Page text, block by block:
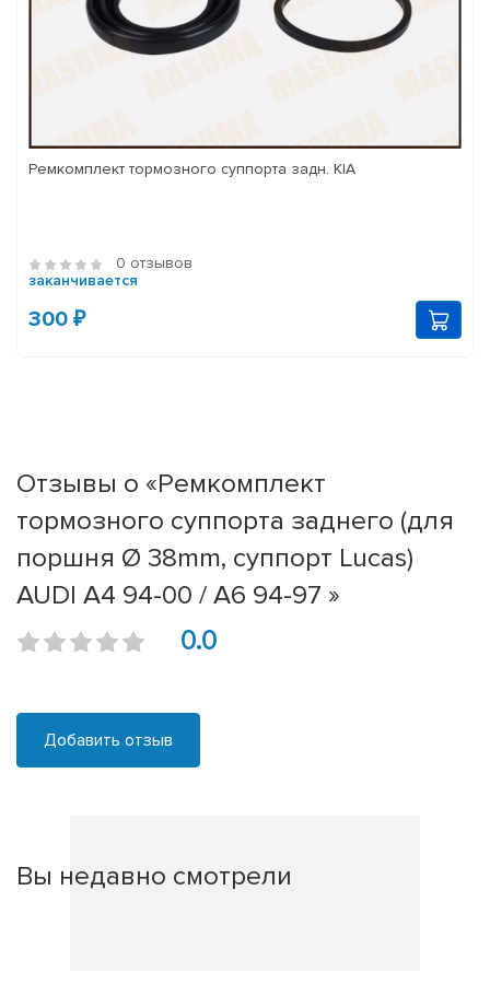
Ремкомплект тормозного суппорта задн. KIA
0 отзывов
заканчивается
300 ₽
Отзывы о «Ремкомплект
тормозного суппорта заднего (для
поршня Ø 38mm, суппорт Lucas)
AUDI A4 94-00 / A6 94-97 »
0.0
Добавить отзыв
Вы недавно смотрели